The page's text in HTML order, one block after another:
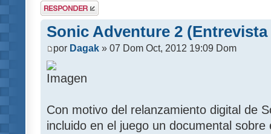
Publicar una
respuesta
Sonic Adventure 2
por Dagak » 07 Dom Oct, 2012 19:09 Dom
Con motivo del relanzamiento digital de
incluido en el juego un documental sobre